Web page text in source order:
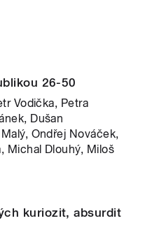
26-50
Vodička, Petra
Dušan
Ondřej Nováček,
Michal Dlouhý, Miloš
kuriozit, absurdit